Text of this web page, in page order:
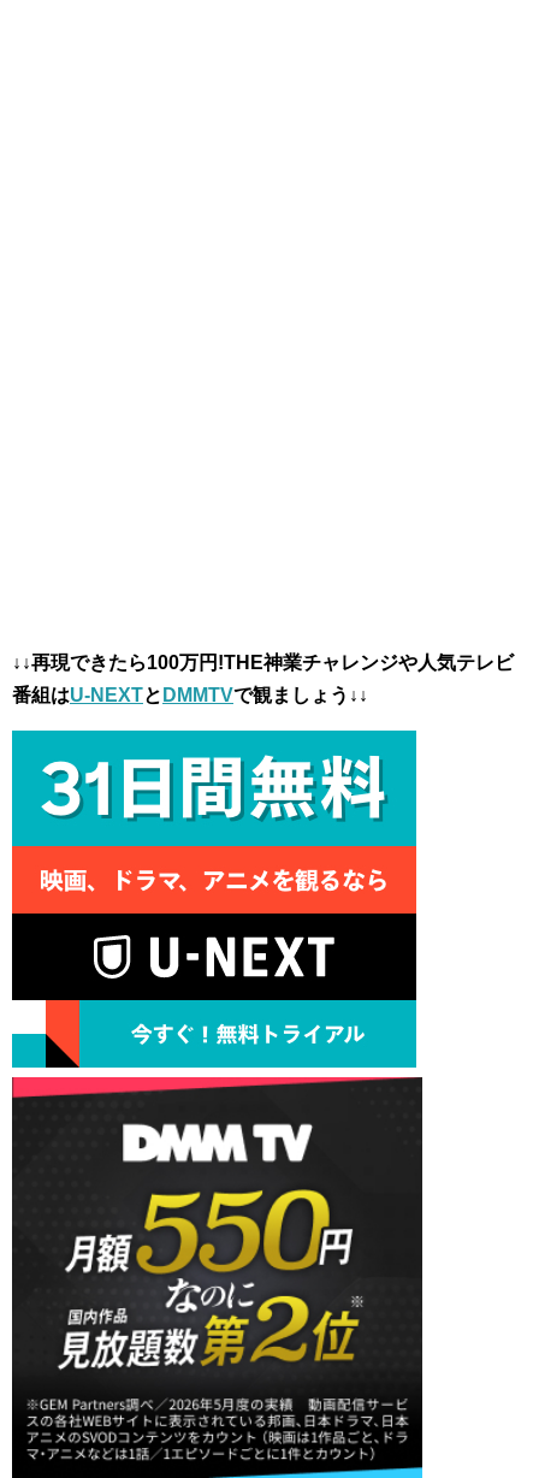
↓↓再現できたら100万円!THE神業チャレンジや人気テレビ
番組はU-NEXTと DMMTVで観ましょう↓↓